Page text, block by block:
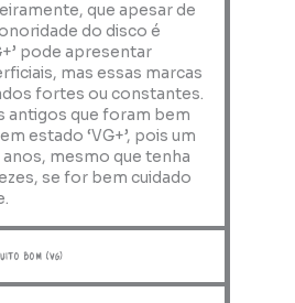
que apesar de
do disco é
pode apresentar
mas essas marcas
fortes ou constantes.
antigos que foram bem
estado ‘VG+’, pois um
mesmo que tenha
se for bem cuidado
bom (VG)